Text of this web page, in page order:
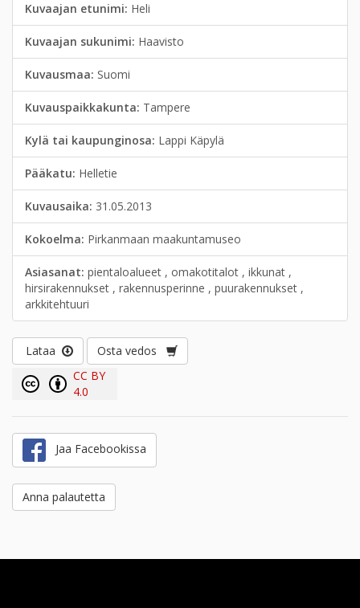
Kuvaajan etunimi: Heli
Kuvaajan sukunimi: Haavisto
Kuvausmaa: Suomi
Kuvauspaikkakunta: Tampere
Kylä tai kaupunginosa: Lappi Käpylä
Pääkatu: Helletie
Kuvausaika: 31.05.2013
Kokoelma: Pirkanmaan maakuntamuseo
Asiasanat: pientaloalueet , omakotitalot , ikkunat ,
hirsirakennukset , rakennusperinne , puurakennukset ,
arkkitehtuuri
Lataa
Osta vedos
CC BY
4.0
Jaa Facebookissa
Anna palautetta